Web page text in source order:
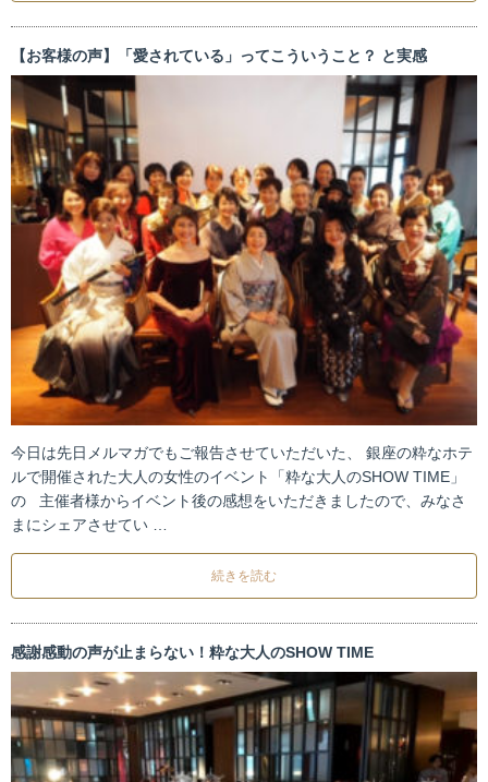
【お客様の声】「愛されている」ってこういうこと？ と実感
今日は先日メルマガでもご報告させていただいた、 銀座の粋なホテ
ルで開催された大人の女性のイベント「粋な大人のSHOW TIME」
の 主催者様からイベント後の感想をいただきましたので、みなさ
まにシェアさせてい …
続きを読む
感謝感動の声が止まらない！粋な大人のSHOW TIME